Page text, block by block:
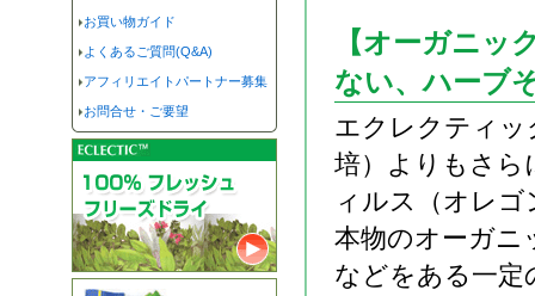
【オーガニッ
ない、ハーブ
エクレクティッ
培）よりもさら
ィルス（オレ
本物のオーガニ
などをある一定
お買い物ガイド
よくあるご質問(Q&A)
アフィリエイトパートナー募集
お問合せ・ご要望